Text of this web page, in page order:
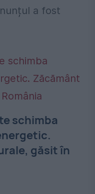
a fost
schimba
găsit în